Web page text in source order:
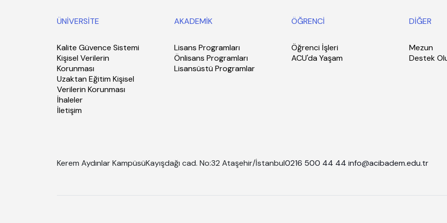
ÜNİVERSİTE
Kalite Güvence Sistemi
Kişisel Verilerin
Korunması
Uzaktan Eğitim Kişisel
Verilerin Korunması
İhaleler
İletişim
AKADEMİK
Lisans Programları
Önlisans Programları
Lisansüstü Programlar
ÖĞRENCİ
Öğrenci İşleri
ACU'da Yaşam
DİĞER
Mezun
Destek
Kerem Aydınlar KampüsüKayışdağı cad. No:32 Ataşehir/İstanbul0216 500 44 44 info@acibadem.edu.tr